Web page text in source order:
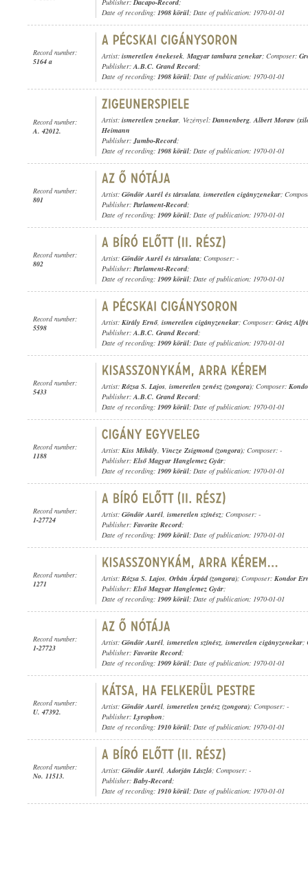
Publisher:Dacapo-Record;
Date of recording: 1908 körül; Date of publication: 1970-01-01
Record number:
5164 a
Artist: ismeretlen énekesek, Magyar tambura zenekar; Composer:
Publisher:A.B.C. Grand Record;
Date of recording: 1908 körül; Date of publication: 1970-01-01
Record number:
A. 42012.
Artist: ismeretlen zenekar, Vezényel:Dannenberg,Albert Moraw
Heimann
Publisher:Jumbo-Record;
Date of recording: 1908 körül; Date of publication: 1970-01-01
Record number:
801
Artist: Göndör Aurél és társulata, ismeretlen cigányzenekar;
Publisher: Parlament-Record;
Date of recording: 1909 körül; Date of publication: 1970-01-01
Record number:
802
Artist: Göndör Aurél és társulata; Composer: -
Publisher: Parlament-Record;
Date of recording: 1909 körül; Date of publication: 1970-01-01
Record number:
5598
Artist: Király Ernő, ismeretlen cigányzenekar; Composer: Grósz
Publisher:A.B.C. Grand Record;
Date of recording: 1909 körül; Date of publication: 1970-01-01
Record number:
5433
Artist: Rózsa S. Lajos, ismeretlen zenész (zongora); Composer:
Publisher:A.B.C. Grand Record;
Date of recording: 1909 körül; Date of publication: 1970-01-01
Record number:
1188
Artist: Kiss Mihály, Vincze Zsigmond (zongora); Composer: -
Publisher: Első Magyar Hanglemez Gyár;
Date of recording: 1909 körül; Date of publication: 1970-01-01
Record number:
1-27724
Artist: Göndör Aurél, ismeretlen színész; Composer: -
Publisher: Favorite Record;
Date of recording: 1909 körül; Date of publication: 1970-01-01
Record number:
1271
Artist: Rózsa S. Lajos, Orbán Árpád (zongora); Composer: Kondor
Publisher: Első Magyar Hanglemez Gyár;
Date of recording: 1909 körül; Date of publication: 1970-01-01
Record number:
1-27723
Artist: Göndör Aurél, ismeretlen színész, ismeretlen cigányzenekar;
Publisher: Favorite Record;
Date of recording: 1909 körül; Date of publication: 1970-01-01
Record number:
U. 47392.
Artist: Göndör Aurél, ismeretlen zenész (zongora); Composer: -
Publisher: Lyrophon;
Date of recording: 1910 körül; Date of publication: 1970-01-01
Record number:
No. 11513.
Artist: Göndör Aurél,Adorján László; Composer: -
Publisher: Baby-Record;
Date of recording: 1910 körül; Date of publication: 1970-01-01